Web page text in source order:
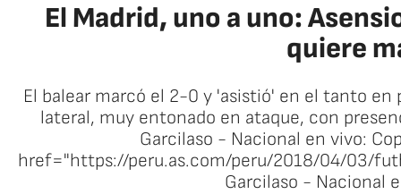
El Madrid, uno a uno:
quiere
El balear marcó el 2-0 y 'asistió' en el tanto en
lateral, muy entonado en ataque, con
Garcilaso - Nacional en vivo:
href="https://peru.as.com/peru/2018/04/03/
Garcilaso - Nacional